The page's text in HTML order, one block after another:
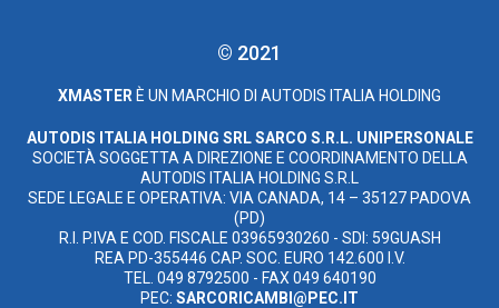
© 2021
XMASTER È UN MARCHIO DI AUTODIS ITALIA HOLDING
AUTODIS ITALIA HOLDING SRL SARCO S.R.L. UNIPERSONALE
SOCIETÀ SOGGETTA A DIREZIONE E COORDINAMENTO DELLA
AUTODIS ITALIA HOLDING S.R.L
SEDE LEGALE E OPERATIVA: VIA CANADA, 14 – 35127 PADOVA
(PD)
R.I. P.IVA E COD. FISCALE 03965930260 - SDI: 59GUASH
REA PD-355446 CAP. SOC. EURO 142.600 I.V.
TEL. 049 8792500 - FAX 049 640190
PEC: SARCORICAMBI@PEC.IT